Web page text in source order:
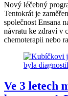
Nový léčebný
Tentokrát je
společnost Ensana
návratu ke zdraví v
chemoterapii nebo
Ve 3 letech